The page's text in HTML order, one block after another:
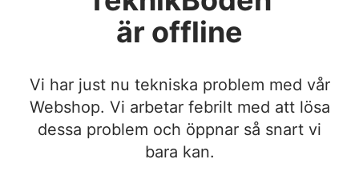
är offline
Vi har just nu tekniska problem med vår
Webshop. Vi arbetar febrilt med att lösa
dessa problem och öppnar så snart vi
bara kan.